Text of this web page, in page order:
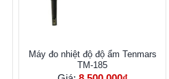
Máy đo nhiệt độ độ ẩm Tenmars
TM-185